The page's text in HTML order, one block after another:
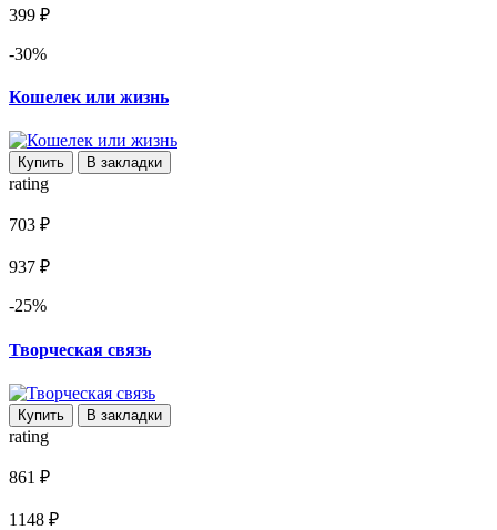
399 ₽
-30%
Кошелек или жизнь
Купить В закладки
rating
703 ₽
937 ₽
-25%
Творческая связь
Купить В закладки
rating
861 ₽
1148 ₽